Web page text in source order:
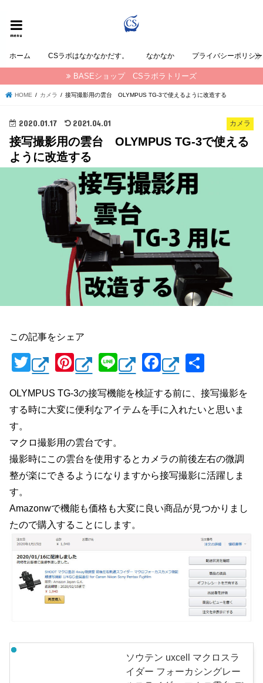
menu
ホーム CSラボはなかなかだす。 なかなか プライバシーポリシー
BASEショップ CSラボラトリーズ
HOME カメラ 接写撮影用の雲台 OLYMPUS TG-3で使えるように改造する
カメラ
2020.01.17 2021.04.01
接写撮影用の雲台 OLYMPUS TG-3で使える
ように改造する
この記事をシェア
T
wi
tt
er
Pi
nt
er
e
st
Li
n
e
F
a
c
e
o
o
OLYMPUS TG-3の接写機能を検証する前に、接写撮影を
する時に大変に便利なアイテムを手に入れたいと思いま
す。
マクロ撮影用の雲台です。
撮影時にこの雲台を使用するとカメラの前後左右の微調
整が楽にできるようになりますから接写撮影に活躍しま
す。
Amazonwで機能も価格も大変に良い商品が見つかりまし
たので購入することにします。
ソウテン uxcell マクロスラ
イダー フォーカシングレー